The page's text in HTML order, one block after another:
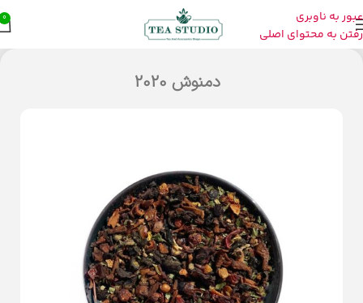
عبور به ناوبری
رفتن به محتوای اصلی
0
دمنوش 2020